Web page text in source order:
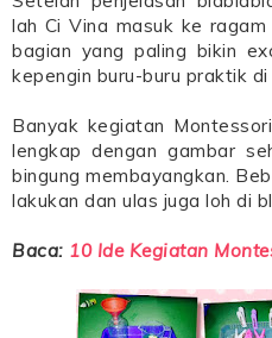
lah Ci Vina masuk ke
bagian yang paling bikin
kepengin buru-buru praktik
Banyak kegiatan
lengkap dengan gambar
bingung membayangkan.
lakukan dan ulas juga loh di
Baca: 10 Ide Kegiatan